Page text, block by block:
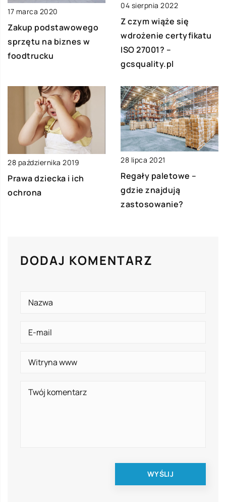
17 marca 2020
Zakup podstawowego
sprzętu na biznes w
foodtrucku
04 sierpnia 2022
Z czym wiąże się
wdrożenie certyfikatu
ISO 27001? –
gcsquality.pl
28 października 2019
Prawa dziecka i ich
ochrona
28 lipca 2021
Regały paletowe –
gdzie znajdują
zastosowanie?
DODAJ KOMENTARZ